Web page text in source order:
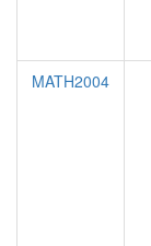
MATH2004